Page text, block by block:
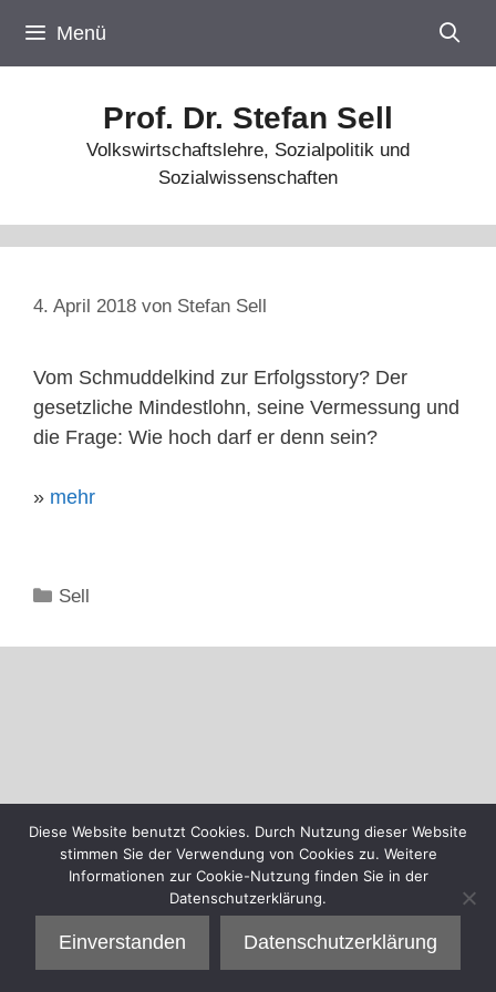
Inhalt
springen
Menü
Prof. Dr. Stefan Sell
Volkswirtschaftslehre, Sozialpolitik und
Sozialwissenschaften
4. April 2018 von Stefan Sell
Vom Schmuddelkind zur Erfolgsstory? Der
gesetzliche Mindestlohn, seine Vermessung und
die Frage: Wie hoch darf er denn sein?
» mehr
Kategorien
Sell
Diese Website benutzt Cookies. Durch Nutzung dieser Website
stimmen Sie der Verwendung von Cookies zu. Weitere
Informationen zur Cookie-Nutzung finden Sie in der
Datenschutzerklärung.
Einverstanden Datenschutzerklärung